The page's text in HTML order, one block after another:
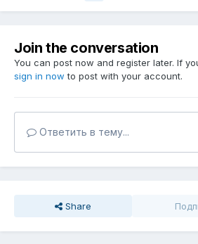
Join the conversation
You can post now and register later. If
sign in now to post with your account.
Ответить в тему...
Share